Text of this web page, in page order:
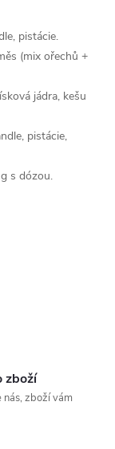
pistácie.
(mix ořechů +
jádra, kešu
pistácie,
s dózou.
zboží
nás, zboží vám